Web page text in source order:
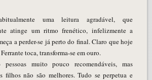
atinge um ritmo frenético, infelizmente a
a perder-se já perto do final. Claro que hoje
toca, transforma-se em ouro.
muito pouco recomendáveis, mas
filhos não são melhores. Tudo se perpetua e